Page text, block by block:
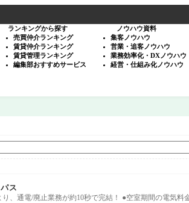
ランキングから探す
売買仲介ランキング
賃貸仲介ランキング
賃貸管理ランキング
編集部おすすめサービス
ノウハウ資料
集客ノウハウ
営業・追客ノウハウ
業務効率化・DXノウハウ
経営・仕組み化ノウハウ
ス
、通電/廃止業務が約10秒で完結！ ●空室期間の電気料